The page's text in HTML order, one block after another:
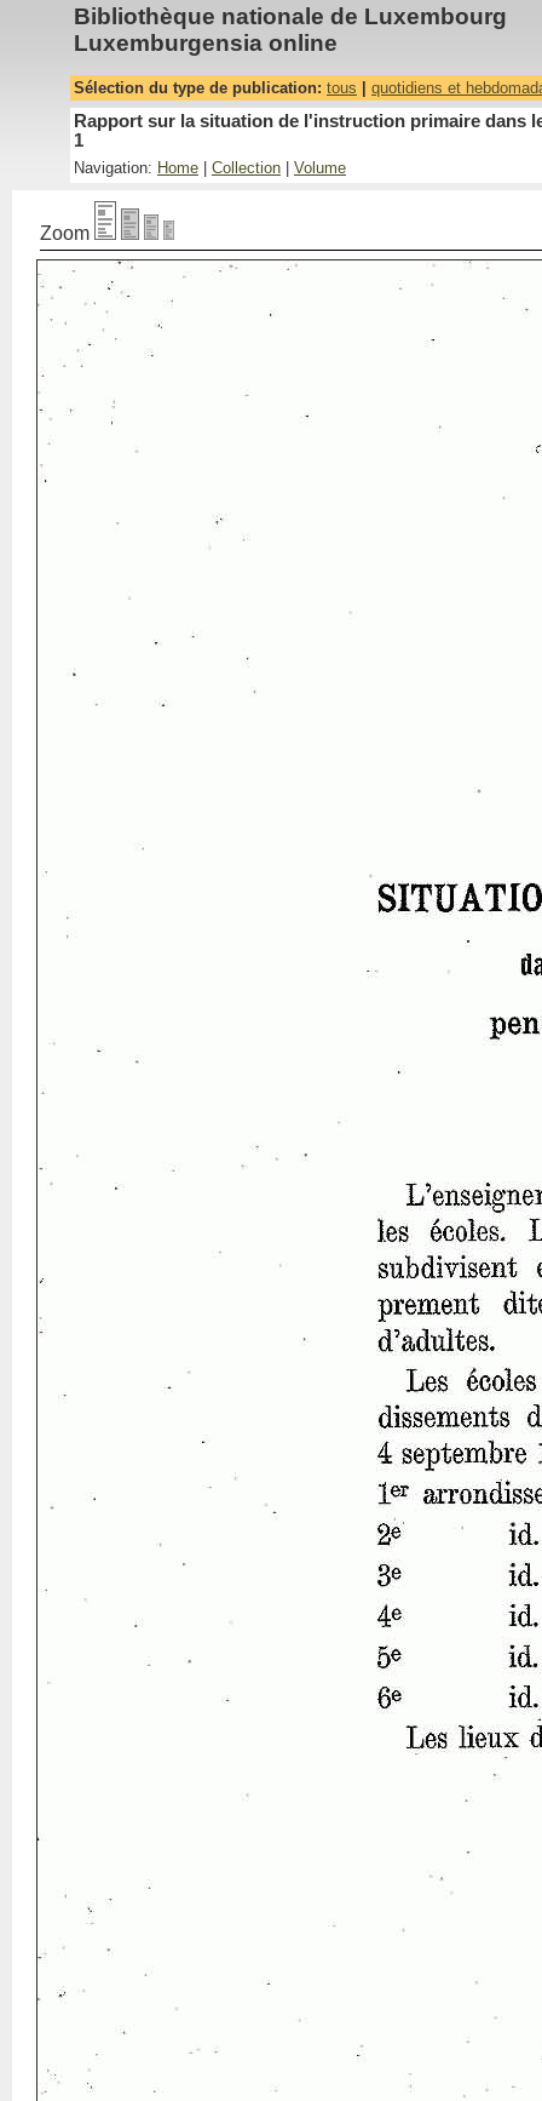
Bibliothèque nationale de Luxembourg
Luxemburgensia online
Sélection du type de publication: tous quotidiens et
Rapport sur la situation de l'instruction primaire dans
1
Navigation: Home Collection Volume
Zoom